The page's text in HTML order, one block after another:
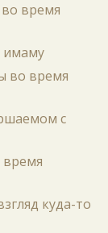
время
имаму
во время
с
время
куда-то